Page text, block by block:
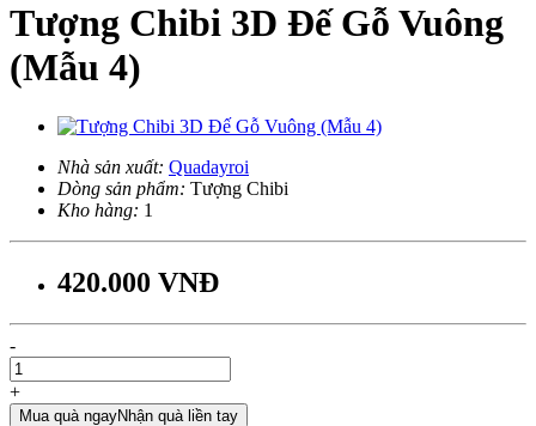
Tượng Chibi 3D Đế Gỗ Vuông
(Mẫu 4)
Nhà sản xuất: Quadayroi
Dòng sản phẩm: Tượng Chibi
Kho hàng: 1
420.000 VNĐ
-
+
Mua quà ngayNhận quà liền tay